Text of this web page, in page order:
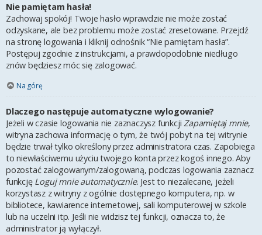
Nie pamiętam hasła!
Zachowaj spokój! Twoje hasło wprawdzie nie może zostać
odzyskane, ale bez problemu może zostać zresetowane. Przejdź
na stronę logowania i kliknij odnośnik “Nie pamiętam hasła”.
Postępuj zgodnie z instrukcjami, a prawdopodobnie niedługo
znów będziesz móc się zalogować.
Na górę
Dlaczego następuje automatyczne wylogowanie?
Jeżeli w czasie logowania nie zaznaczysz funkcjiZapamiętaj mnie,
witryna zachowa informację o tym, że twój pobyt na tej witrynie
będzie trwał tylko określony przez administratora czas. Zapobiega
to niewłaściwemu użyciu twojego konta przez kogoś innego. Aby
pozostać zalogowanym/zalogowaną, podczas logowania zaznacz
funkcję Loguj mnie automatycznie. Jest to niezalecane, jeżeli
korzystasz z witryny z ogólnie dostępnego komputera, np. w
bibliotece, kawiarence internetowej, sali komputerowej w szkole
lub na uczelni itp. Jeśli nie widzisz tej funkcji, oznacza to, że
administrator ją wyłączył.